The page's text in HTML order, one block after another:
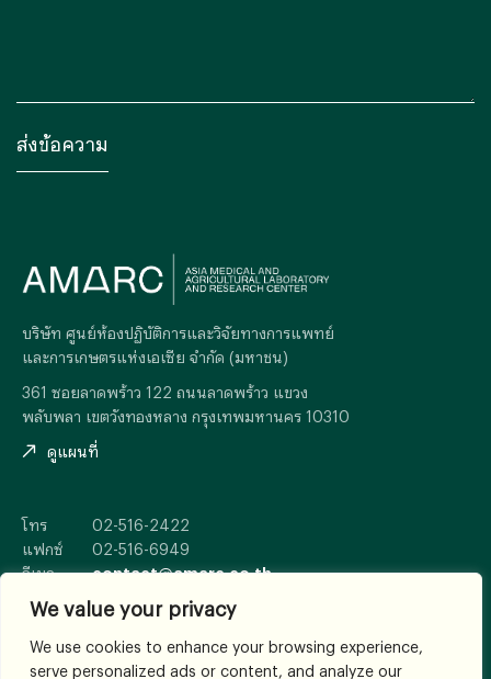
We value your privacy
We use cookies to enhance your browsing experience,
serve personalized ads or content, and analyze our
บริษัท ศูนย์ห้องปฏิบัติการและวิจัยทางการแพทย์
และการเกษตรแห่งเอเซีย จำกัด (มหาชน)
361 ซอยลาดพร้าว 122 ถนนลาดพร้าว แขวง
พลับพลา เขตวังทองหลาง กรุงเทพมหานคร 10310
ดูแผนที่
โทร
02-516-2422
แฟกซ์
02-516-6949
อีเมล
contact@amarc.co.th